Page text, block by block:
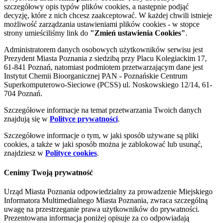
szczegółowy opis typów plików cookies, a następnie podjąć
decyzję, które z nich chcesz zaakceptować. W każdej chwili istnieje
możliwość zarządzania ustawieniami plików cookies - w stopce
strony umieściliśmy link do "Zmień ustawienia Cookies".
Administratorem danych osobowych użytkowników serwisu jest
Prezydent Miasta Poznania z siedzibą przy Placu Kolegiackim 17,
61-841 Poznań, natomiast podmiotem przetwarzającym dane jest
Instytut Chemii Bioorganicznej PAN - Poznańskie Centrum
Superkomputerowo-Sieciowe (PCSS) ul. Noskowskiego 12/14, 61-
704 Poznań.
Szczegółowe informacje na temat przetwarzania Twoich danych
znajdują się w Polityce prywatności.
Szczegółowe informacje o tym, w jaki sposób używane są pliki
cookies, a także w jaki sposób można je zablokować lub usunąć,
znajdziesz w Polityce cookies.
Cenimy Twoją prywatność
Urząd Miasta Poznania odpowiedzialny za prowadzenie Miejskiego
Informatora Multimedialnego Miasta Poznania, zwraca szczególną
uwagę na przestrzeganie prawa użytkowników do prywatności.
Prezentowana informacja poniżej opisuje za co odpowiadają